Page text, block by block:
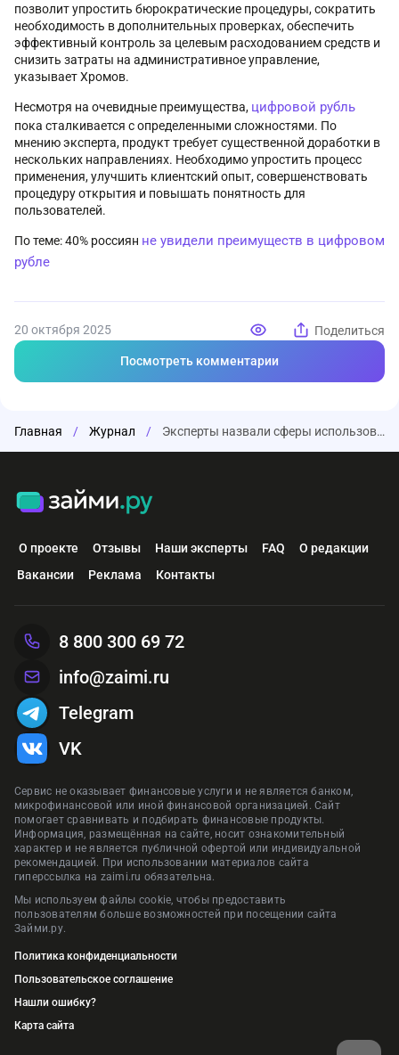
позволит упростить бюрократические процедуры, сократить
необходимость в дополнительных проверках, обеспечить
эффективный контроль за целевым расходованием средств и
снизить затраты на административное управление,
указывает Хромов.
Несмотря на очевидные преимущества, цифровой рубль
пока сталкивается с определенными сложностями. По
мнению эксперта, продукт требует существенной доработки в
нескольких направлениях. Необходимо упростить процесс
применения, улучшить клиентский опыт, совершенствовать
процедуру открытия и повышать понятность для
пользователей.
По теме: 40% россиян не увидели преимуществ в цифровом
рубле
20 октября 2025 Поделиться
Посмотреть комментарии
Главная / Журнал / Эксперты назвали сферы использования цифрового рубля
О проекте Отзывы Наши эксперты FAQ
О редакции
Вакансии
Реклама Контакты
Сервис не оказывает финансовые услуги и не является банком,
микрофинансовой или иной финансовой организацией. Сайт
помогает сравнивать и подбирать финансовые продукты.
Информация, размещённая на сайте, носит ознакомительный
характер и не является публичной офертой или индивидуальной
рекомендацией. При использовании материалов сайта
гиперссылка на zaimi.ru обязательна.
Мы используем файлы cookie, чтобы предоставить
пользователям больше возможностей при посещении сайта
Займи.ру.
Политика конфиденциальности
Пользовательское соглашение
Нашли ошибку?
Карта сайта
8 800 300 69 72
info@zaimi.ru
Telegram
VK